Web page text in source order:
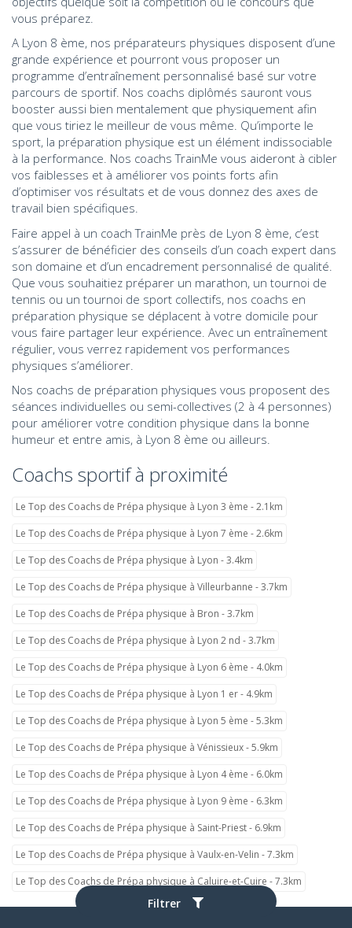
Filtrer
vous préparez.
A Lyon 8 ème, nos préparateurs physiques disposent d’une
grande expérience et pourront vous proposer un
programme d’entraînement personnalisé basé sur votre
parcours de sportif. Nos coachs diplômés sauront vous
booster aussi bien mentalement que physiquement afin
que vous tiriez le meilleur de vous même. Qu’importe le
sport, la préparation physique est un élément indissociable
à la performance. Nos coachs TrainMe vous aideront à cibler
vos faiblesses et à améliorer vos points forts afin
d’optimiser vos résultats et de vous donnez des axes de
travail bien spécifiques.
Faire appel à un coach TrainMe près de Lyon 8 ème, c’est
s’assurer de bénéficier des conseils d’un coach expert dans
son domaine et d’un encadrement personnalisé de qualité.
Que vous souhaitiez préparer un marathon, un tournoi de
tennis ou un tournoi de sport collectifs, nos coachs en
préparation physique se déplacent à votre domicile pour
vous faire partager leur expérience. Avec un entraînement
régulier, vous verrez rapidement vos performances
physiques s’améliorer.
Nos coachs de préparation physiques vous proposent des
séances individuelles ou semi-collectives (2 à 4 personnes)
pour améliorer votre condition physique dans la bonne
humeur et entre amis, à Lyon 8 ème ou ailleurs.
Coachs sportif à proximité
Le Top des Coachs de Prépa physique à Lyon 3 ème - 2.1km
Le Top des Coachs de Prépa physique à Lyon 7 ème - 2.6km
Le Top des Coachs de Prépa physique à Lyon - 3.4km
Le Top des Coachs de Prépa physique à Villeurbanne - 3.7km
Le Top des Coachs de Prépa physique à Bron - 3.7km
Le Top des Coachs de Prépa physique à Lyon 2 nd - 3.7km
Le Top des Coachs de Prépa physique à Lyon 6 ème - 4.0km
Le Top des Coachs de Prépa physique à Lyon 1 er - 4.9km
Le Top des Coachs de Prépa physique à Lyon 5 ème - 5.3km
Le Top des Coachs de Prépa physique à Vénissieux - 5.9km
Le Top des Coachs de Prépa physique à Lyon 4 ème - 6.0km
Le Top des Coachs de Prépa physique à Lyon 9 ème - 6.3km
Le Top des Coachs de Prépa physique à Saint-Priest - 6.9km
Le Top des Coachs de Prépa physique à Vaulx-en-Velin - 7.3km
Le Top des Coachs de Prépa physique à Caluire-et-Cuire - 7.3km